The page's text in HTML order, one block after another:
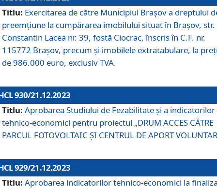
Titlu: Exercitarea de către Municipiul Brașov a dreptului
preemțiune la cumpărarea imobilului situat în Brașov, str.
Constantin Lacea nr. 39, fostă Ciocrac, înscris în C.F. nr.
115772 Brașov, precum și imobilele extratabulare, la
de 986.000 euro, exclusiv TVA.
930/21.12.2023
Titlu: Aprobarea Studiului de Fezabilitate și a indicatorilor
tehnico-economici pentru proiectul „DRUM ACCES CĂTRE
PARCUL FOTOVOLTAIC ȘI CENTRUL DE APORT
929/21.12.2023
Titlu: Aprobarea indicatorilor tehnico-economici la